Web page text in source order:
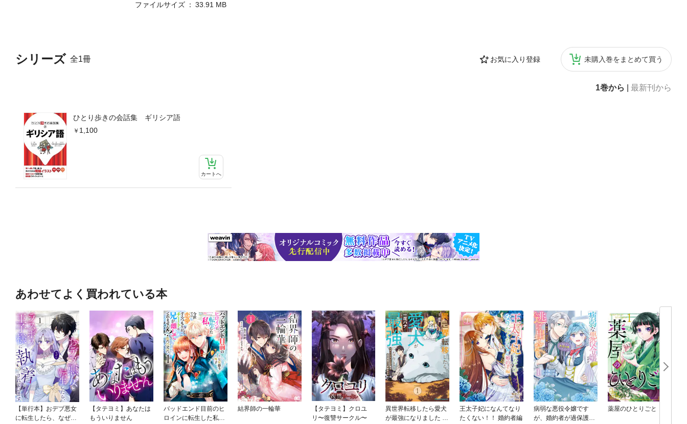
シリーズ 全1冊 お気に入り登録 未購入巻をまとめて買う
1巻から 最新刊から
ひとり歩きの会話集 ギリシア語
1,100
カートへ
ファイルサイズ
33.91 MB
あわせてよく買われている本
【単行本】おデブ悪女
に転生したら、なぜか
【タテヨミ】あなたは
もういりません
バッドエンド目前のヒ
ロインに転生した私、
結界師の一輪華
【タテヨミ】クロユ
リ〜復讐サークル〜
異世界転移したら愛犬
が最強になりました ～
王太子妃になんてなり
たくない！！ 婚約者編
病弱な悪役令嬢です
が、婚約者が過保護す
薬屋のひとりごと